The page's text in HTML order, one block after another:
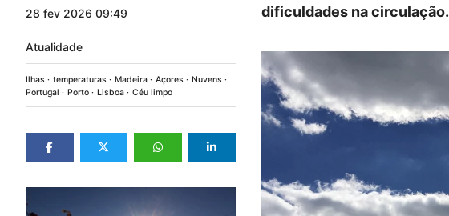
28 fev 2026 09:49
Atualidade
Ilhas temperaturas Madeira Açores
Nuvens
Portugal
Porto Lisboa Céu limpo
dificuldades na circulação.